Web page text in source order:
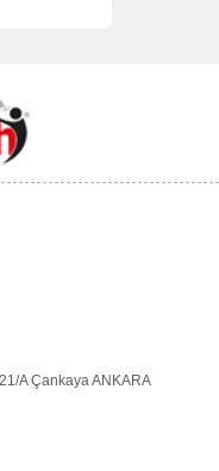
A Çankaya ANKARA